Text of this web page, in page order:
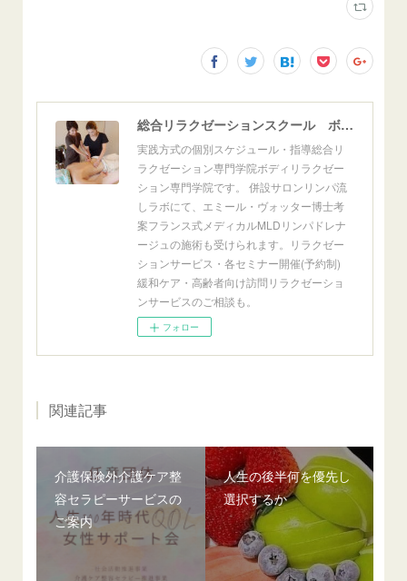
総合リラクゼーションスクール ボディリラクゼーション専門学院
実践方式の個別スケジュール・指導総合リ
ラクゼーション専門学院ボディリラクゼー
ション専門学院です。 併設サロンリンパ流
しラボにて、エミール・ヴォッター博士考
案フランス式メディカルMLDリンパドレナ
ージュの施術も受けられます。リラクゼー
ションサービス・各セミナー開催(予約制)
緩和ケア・高齢者向け訪問リラクゼーショ
ンサービスのご相談も。
フォロー
関連記事
介護保険外介護ケア整
容セラピーサービスの
ご案内
人生の後半何を優先し
選択するか